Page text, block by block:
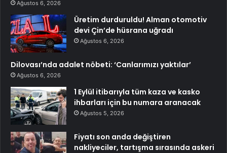
Ağustos 6, 2026
Üretim durduruldu! Alman otomotiv
devi Çin’de hüsrana uğradı
Ağustos 6, 2026
Dilovası’nda adalet nöbeti: ‘Canlarımızı yaktılar’
Ağustos 6, 2026
1 Eylül itibarıyla tüm kaza ve kasko
ihbarları için bu numara aranacak
Ağustos 5, 2026
Fiyatı son anda değiştiren
nakliyeciler, tartışma sırasında askeri